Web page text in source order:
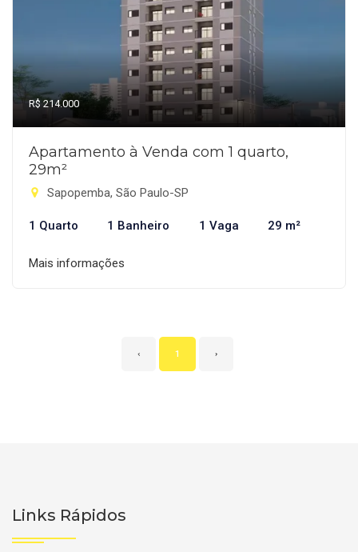
R$ 214.000
Apartamento à Venda com 1 quarto,
29m²
Sapopemba, São Paulo-SP
1 Quarto 1 Banheiro 1 Vaga 29 m²
Mais informações
‹ 1 ›
Links Rápidos